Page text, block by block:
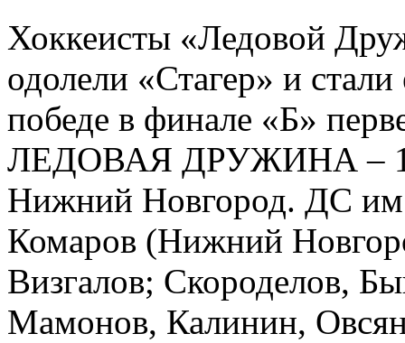
Хоккеисты «Ледовой
одолели «Стагер» и
победе в финале «Б»
ЛЕДОВАЯ ДРУЖИНА –
Нижний Новгород. ДС
Комаров (Нижний
Визгалов; Скороделов,
Мамонов, Калинин,